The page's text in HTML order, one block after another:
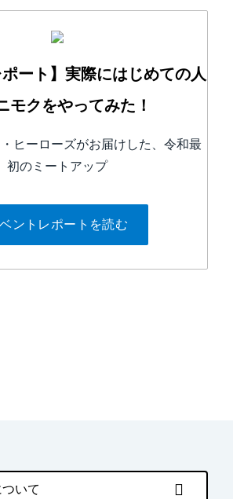
ポート】実際にはじめての人
モクをやってみた！
ヒーローズがお届けした、令和最
初のミートアップ
ントレポートを読む
いて